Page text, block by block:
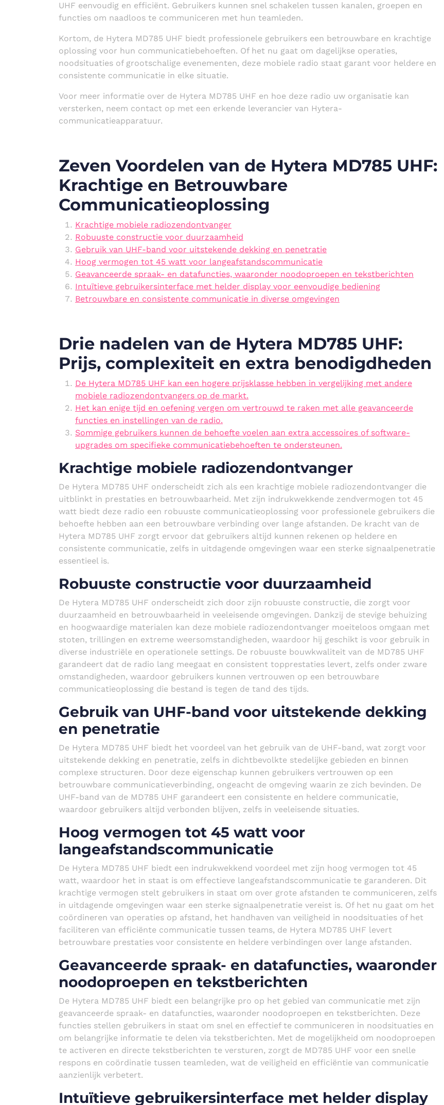
UHF eenvoudig en efficiënt. Gebruikers kunnen snel schakelen tussen kanalen, groepen en
functies om naadloos te communiceren met hun teamleden.
Kortom, de Hytera MD785 UHF biedt professionele gebruikers een betrouwbare en krachtige
oplossing voor hun communicatiebehoeften. Of het nu gaat om dagelijkse operaties,
noodsituaties of grootschalige evenementen, deze mobiele radio staat garant voor heldere en
consistente communicatie in elke situatie.
Voor meer informatie over de Hytera MD785 UHF en hoe deze radio uw organisatie kan
versterken, neem contact op met een erkende leverancier van Hytera-
communicatieapparatuur.
Zeven Voordelen van de Hytera MD785 UHF:
Krachtige en Betrouwbare
Communicatieoplossing
Krachtige mobiele radiozendontvanger
Robuuste constructie voor duurzaamheid
Gebruik van UHF-band voor uitstekende dekking en penetratie
Hoog vermogen tot 45 watt voor langeafstandscommunicatie
Geavanceerde spraak- en datafuncties, waaronder noodoproepen en tekstberichten
Intuïtieve gebruikersinterface met helder display voor eenvoudige bediening
Betrouwbare en consistente communicatie in diverse omgevingen
Drie nadelen van de Hytera MD785 UHF:
Prijs, complexiteit en extra benodigdheden
De Hytera MD785 UHF kan een hogere prijsklasse hebben in vergelijking met andere
mobiele radiozendontvangers op de markt.
Het kan enige tijd en oefening vergen om vertrouwd te raken met alle geavanceerde
functies en instellingen van de radio.
Sommige gebruikers kunnen de behoefte voelen aan extra accessoires of software-
upgrades om specifieke communicatiebehoeften te ondersteunen.
Krachtige mobiele radiozendontvanger
De Hytera MD785 UHF onderscheidt zich als een krachtige mobiele radiozendontvanger die
uitblinkt in prestaties en betrouwbaarheid. Met zijn indrukwekkende zendvermogen tot 45
watt biedt deze radio een robuuste communicatieoplossing voor professionele gebruikers die
behoefte hebben aan een betrouwbare verbinding over lange afstanden. De kracht van de
Hytera MD785 UHF zorgt ervoor dat gebruikers altijd kunnen rekenen op heldere en
consistente communicatie, zelfs in uitdagende omgevingen waar een sterke signaalpenetratie
essentieel is.
Robuuste constructie voor duurzaamheid
De Hytera MD785 UHF onderscheidt zich door zijn robuuste constructie, die zorgt voor
duurzaamheid en betrouwbaarheid in veeleisende omgevingen. Dankzij de stevige behuizing
en hoogwaardige materialen kan deze mobiele radiozendontvanger moeiteloos omgaan met
stoten, trillingen en extreme weersomstandigheden, waardoor hij geschikt is voor gebruik in
diverse industriële en operationele settings. De robuuste bouwkwaliteit van de MD785 UHF
garandeert dat de radio lang meegaat en consistent topprestaties levert, zelfs onder zware
omstandigheden, waardoor gebruikers kunnen vertrouwen op een betrouwbare
communicatieoplossing die bestand is tegen de tand des tijds.
Gebruik van UHF-band voor uitstekende dekking
en penetratie
De Hytera MD785 UHF biedt het voordeel van het gebruik van de UHF-band, wat zorgt voor
uitstekende dekking en penetratie, zelfs in dichtbevolkte stedelijke gebieden en binnen
complexe structuren. Door deze eigenschap kunnen gebruikers vertrouwen op een
betrouwbare communicatieverbinding, ongeacht de omgeving waarin ze zich bevinden. De
UHF-band van de MD785 UHF garandeert een consistente en heldere communicatie,
waardoor gebruikers altijd verbonden blijven, zelfs in veeleisende situaties.
Hoog vermogen tot 45 watt voor
langeafstandscommunicatie
De Hytera MD785 UHF biedt een indrukwekkend voordeel met zijn hoog vermogen tot 45
watt, waardoor het in staat is om effectieve langeafstandscommunicatie te garanderen. Dit
krachtige vermogen stelt gebruikers in staat om over grote afstanden te communiceren, zelfs
in uitdagende omgevingen waar een sterke signaalpenetratie vereist is. Of het nu gaat om het
coördineren van operaties op afstand, het handhaven van veiligheid in noodsituaties of het
faciliteren van efficiënte communicatie tussen teams, de Hytera MD785 UHF levert
betrouwbare prestaties voor consistente en heldere verbindingen over lange afstanden.
Geavanceerde spraak- en datafuncties, waaronder
noodoproepen en tekstberichten
De Hytera MD785 UHF biedt een belangrijke pro op het gebied van communicatie met zijn
geavanceerde spraak- en datafuncties, waaronder noodoproepen en tekstberichten. Deze
functies stellen gebruikers in staat om snel en effectief te communiceren in noodsituaties en
om belangrijke informatie te delen via tekstberichten. Met de mogelijkheid om noodoproepen
te activeren en directe tekstberichten te versturen, zorgt de MD785 UHF voor een snelle
respons en coördinatie tussen teamleden, wat de veiligheid en efficiëntie van communicatie
aanzienlijk verbetert.
Intuïtieve gebruikersinterface met helder display